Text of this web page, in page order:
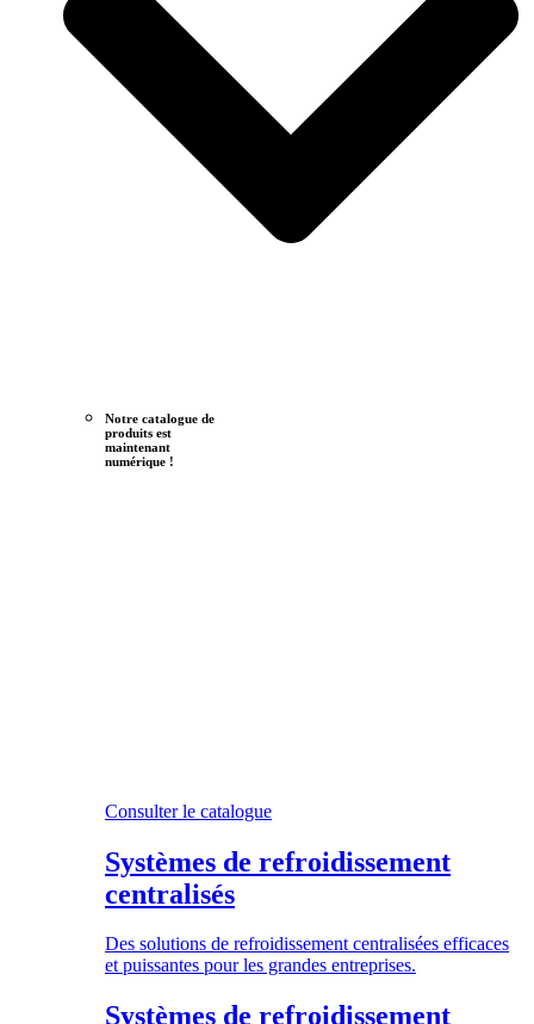
Notre catalogue de
produits est
maintenant
numérique !
Consulter le catalogue
Systèmes de refroidissement
centralisés
Des solutions de refroidissement centralisées efficaces
et puissantes pour les grandes entreprises.
Systèmes de refroidissement